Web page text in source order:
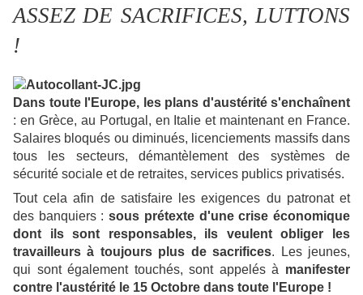
ASSEZ DE SACRIFICES, LUTTONS
!
Dans toute l'Europe, les plans d'austérité s'enchaînent
: en Grèce, au Portugal, en Italie et maintenant en France.
Salaires bloqués ou diminués, licenciements massifs dans
tous les secteurs, démantèlement des systèmes de
sécurité sociale et de retraites, services publics privatisés.
Tout cela afin de satisfaire les exigences du patronat et
des banquiers : sous prétexte d'une crise économique
dont ils sont
responsables, ils veulent obliger les
travailleurs à toujours plus de sacrifices. Les jeunes,
qui sont également touchés, sont appelés à manifester
contre l'austérité le 15 Octobre dans toute l'Europe !